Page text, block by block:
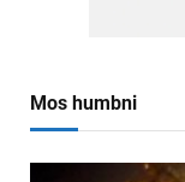
Mos humbni